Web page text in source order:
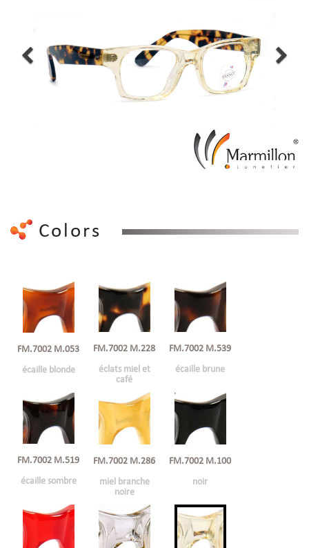
Colors
FM.7002 M.053
écaille blonde
FM.7002 M.228
éclats miel et
café
FM.7002 M.539
écaille brune
FM.7002 M.519
écaille sombre
FM.7002 M.286
miel branche
noire
FM.7002 M.100
noir